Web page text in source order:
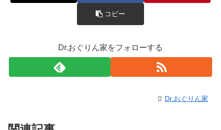
コピー
Dr.おぐりん家をフォローする
Dr.おぐりん家